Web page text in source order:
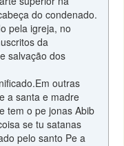
do condenado.
pela igreja, no
da
salvação dos
outras
a santa e madre
tem o pe jonas Abib
se tu satanas
pelo santo Pe a